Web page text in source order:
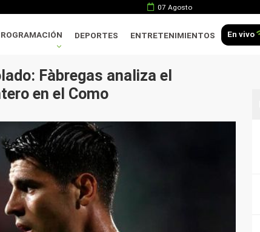
07 Agosto
DEPORTES ENTRETENIMIENTOS En vivo
Fàbregas analiza el
en el Como